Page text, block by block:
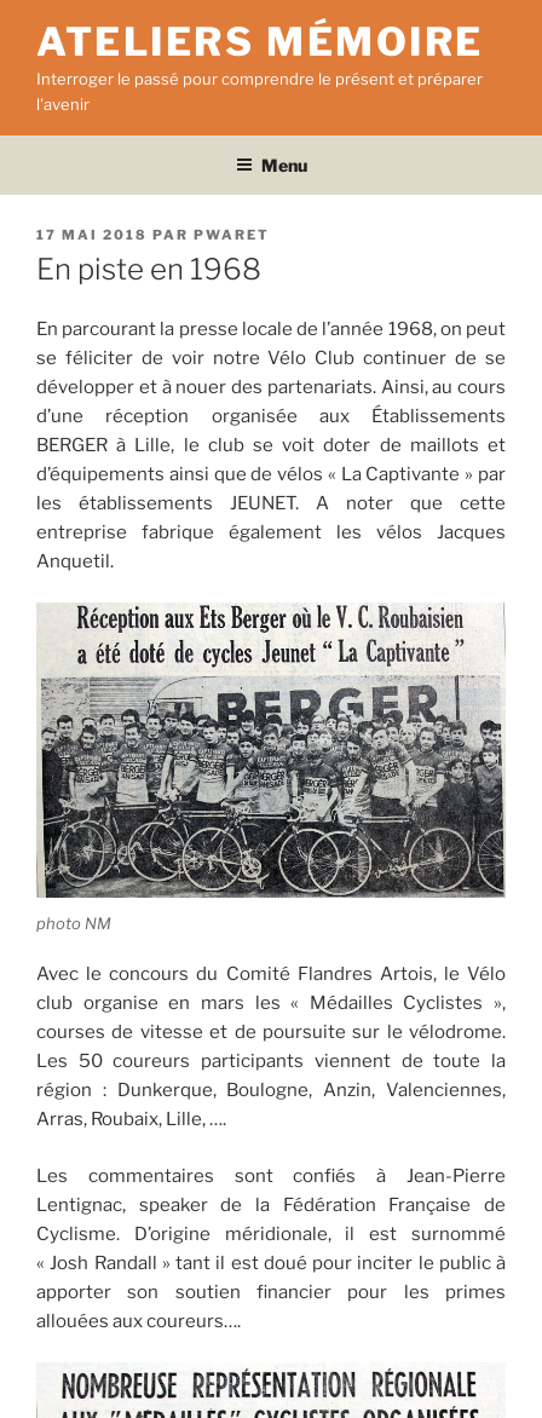
contenu
principal
ATELIERS MÉMOIRE
Interroger le passé pour comprendre le présent et préparer
l'avenir
Menu
PUBLIÉ
LE
17 MAI 2018 PAR PWARET
En piste en 1968
En parcourant la presse locale de l’année 1968, on peut
se féliciter de voir notre Vélo Club continuer de se
développer et à nouer des partenariats. Ainsi, au cours
d’une réception organisée aux Établissements
BERGER à Lille, le club se voit doter de maillots et
d’équipements ainsi que de vélos « La Captivante » par
les établissements JEUNET. A noter que cette
entreprise fabrique également les vélos Jacques
Anquetil.
photo NM
Avec le concours du Comité Flandres Artois, le Vélo
club organise en mars les « Médailles Cyclistes »,
courses de vitesse et de poursuite sur le vélodrome.
Les 50 coureurs participants viennent de toute la
région : Dunkerque, Boulogne, Anzin, Valenciennes,
Arras, Roubaix, Lille, ….
Les commentaires sont confiés à Jean-Pierre
Lentignac, speaker de la Fédération Française de
Cyclisme. D’origine méridionale, il est surnommé
« Josh Randall » tant il est doué pour inciter le public à
apporter son soutien financier pour les primes
allouées aux coureurs….